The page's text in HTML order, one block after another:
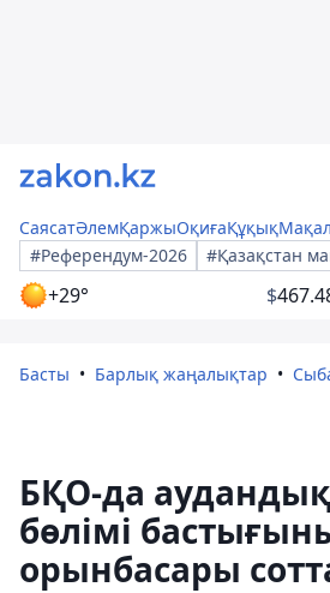
СаясатӘлемҚаржыОқиғаҚұқық
#Референдум-2026
#Қазақстан
+29° $
Басты Барлық жаңалықтар
БҚО-да
бөлімі
орынбасары